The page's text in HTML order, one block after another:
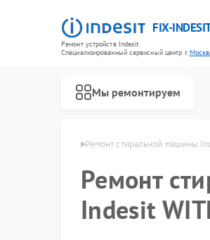
FIX-
Ремонт устройств Indesit
Специализированный cервисный центр г.
Мы ремонтируем
Ремонт стиральной машины
Ремонт
Indesit